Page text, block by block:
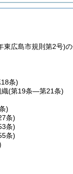
広島市規則第2号)の
条)
織(第19条―第21条)
)
条)
条)
条)